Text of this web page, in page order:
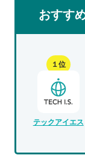
おすす
１位
テックアイエス